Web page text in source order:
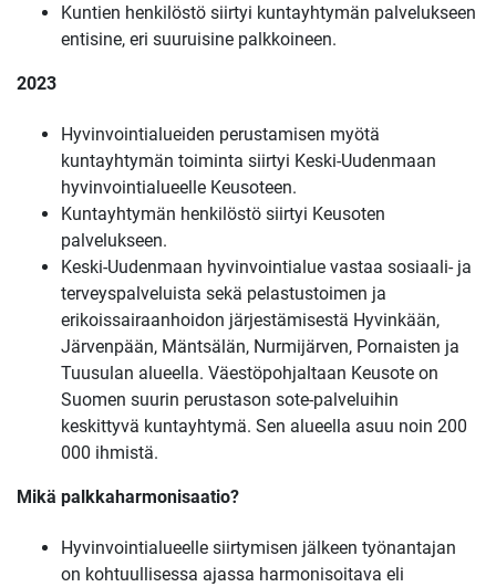
Kuntien henkilöstö siirtyi kuntayhtymän palvelukseen
entisine, eri suuruisine palkkoineen.
2023
Hyvinvointialueiden perustamisen myötä
kuntayhtymän toiminta siirtyi Keski-Uudenmaan
hyvinvointialueelle Keusoteen.
Kuntayhtymän henkilöstö siirtyi Keusoten
palvelukseen.
Keski-Uudenmaan hyvinvointialue vastaa sosiaali- ja
terveyspalveluista sekä pelastustoimen ja
erikoissairaanhoidon järjestämisestä Hyvinkään,
Järvenpään, Mäntsälän, Nurmijärven, Pornaisten ja
Tuusulan alueella. Väestöpohjaltaan Keusote on
Suomen suurin perustason sote-palveluihin
keskittyvä kuntayhtymä. Sen alueella asuu noin 200
000 ihmistä.
Mikä palkkaharmonisaatio?
Hyvinvointialueelle siirtymisen jälkeen työnantajan
on kohtuullisessa ajassa harmonisoitava eli